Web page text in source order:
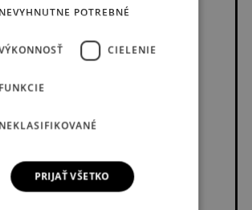
NEVYHNUTNE POTREBNÉ
CIELENIE
FUNKCIE
NEKLASIFIKOVANÉ
PRIJAŤ VŠETKO